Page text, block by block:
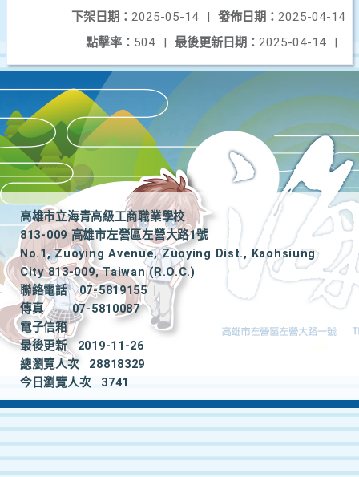
發佈日期： 2025-04-14
下架日期： 2025-05-14
|
最後更新日期： 2025-04-14 |
點擊率： 504 |
高雄市立海青高級工商職業學校
813-009 高雄市左營區左營大路1號
No.1, Zuoying Avenue, Zuoying Dist., Kaohsiung
City 813-009, Taiwan (R.O.C.)
聯絡電話
07-5819155
|
傳真
07-5810087
電子信箱
最後更新
2019-11-26
總瀏覽人次
28818329
今日瀏覽人次
3741